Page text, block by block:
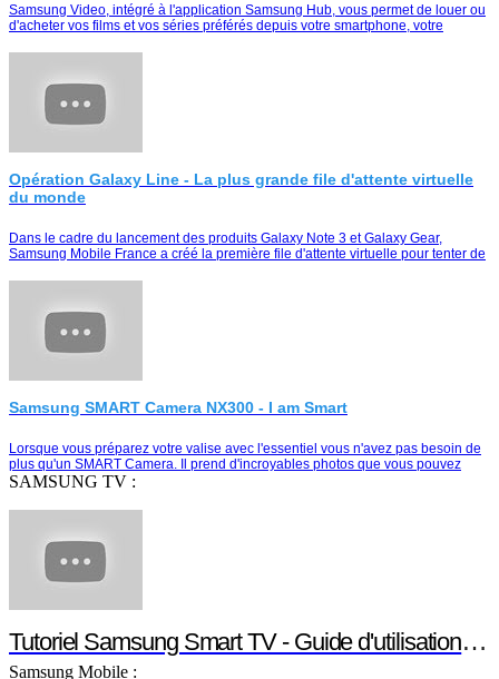
Samsung Video, intégré à l'application Samsung Hub, vous permet de louer ou
d'acheter vos films et vos séries préférés depuis votre smartphone, votre
Opération Galaxy Line - La plus grande file d'attente virtuelle
du monde
Dans le cadre du lancement des produits Galaxy Note 3 et Galaxy Gear,
Samsung Mobile France a créé la première file d'attente virtuelle pour tenter de
Samsung SMART Camera NX300 - I am Smart
Lorsque vous préparez votre valise avec l'essentiel vous n'avez pas besoin de
plus qu'un SMART Camera. Il prend d'incroyables photos que vous pouvez
partager instantanément e…
SAMSUNG TV :
Tutoriel Samsung Smart TV - Guide d'utilisation
Samsung Mobile :